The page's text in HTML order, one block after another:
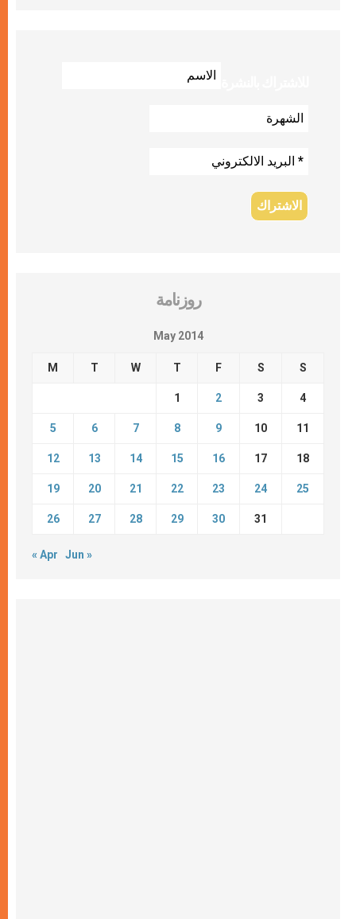
روزنامة
May 2014
M T W T F S S
1 2 3 4
5 6 7 8 9 10 11
12 13 14 15 16 17 18
19 20 21 22 23 24 25
26 27 28 29 30 31
« Apr Jun »